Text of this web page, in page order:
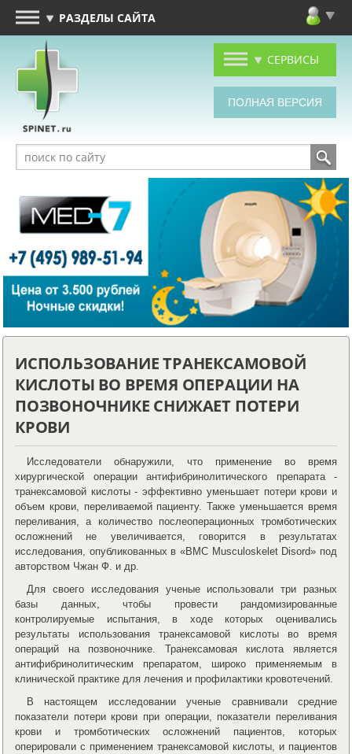
РАЗДЕЛЫ САЙТА
СЕРВИСЫ
ИСПОЛЬЗОВАНИЕ ТРАНЕКСАМОВОЙ
КИСЛОТЫ ВО ВРЕМЯ ОПЕРАЦИИ НА
ПОЗВОНОЧНИКЕ СНИЖАЕТ ПОТЕРИ
КРОВИ
Исследователи обнаружили, что применение во время
хирургической операции антифибринолитического препарата -
транексамовой кислоты - эффективно уменьшает потери крови и
объем крови, переливаемой пациенту. Также уменьшается время
переливания, а количество послеоперационных тромботических
осложнений не увеличивается, говорится в результатах
исследования, опубликованных в «BMC Musculoskelet Disord» под
авторством Чжан Ф. и др.
Для своего исследования ученые использовали три разных
базы данных, чтобы провести рандомизированные
контролируемые испытания, в ходе которых оценивались
результаты использования транексамовой кислоты во время
операций на позвоночнике. Транексамовая кислота является
антифибринолитическим препаратом, широко применяемым в
клинической практике для лечения и профилактики кровотечений.
В настоящем исследовании ученые сравнивали средние
показатели потери крови при операции, показатели переливания
крови и тромботических осложнений пациентов, которых
оперировали с применением транексамовой кислоты, и пациентов